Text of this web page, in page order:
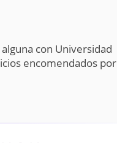
con Universidad
encomendados por